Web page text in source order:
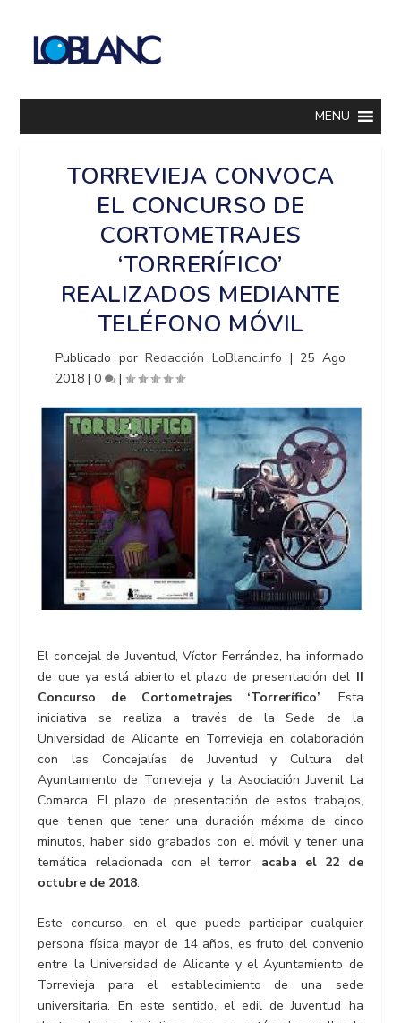
MENU
TORREVIEJA CONVOCA
EL CONCURSO DE
CORTOMETRAJES
‘TORRERÍFICO’
REALIZADOS MEDIANTE
TELÉFONO MÓVIL
Publicado porRedacción LoBlanc.info | 25 Ago
2018 |0 |
El concejal de Juventud, Víctor Ferrández, ha informado
de que ya está abierto el plazo de presentación del II
Concurso de Cortometrajes ‘Torrerífico’. Esta
iniciativa se realiza a través de la Sede de la
Universidad de Alicante en Torrevieja en colaboración
con las Concejalías de Juventud y Cultura del
Ayuntamiento de Torrevieja y la Asociación Juvenil La
Comarca. El plazo de presentación de estos trabajos,
que tienen que tener una duración máxima de cinco
minutos, haber sido grabados con el móvil y tener una
temática relacionada con el terror, acaba el 22 de
octubre de 2018.
Este concurso, en el que puede participar cualquier
persona física mayor de 14 años, es fruto del convenio
entre la Universidad de Alicante y el Ayuntamiento de
Torrevieja para el establecimiento de una sede
universitaria. En este sentido, el edil de Juventud ha